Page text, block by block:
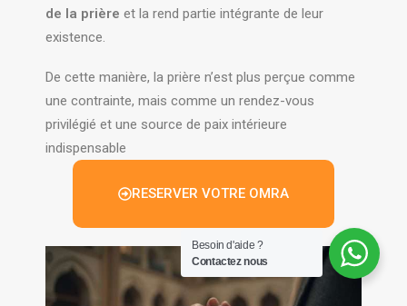
de la prière et la rend partie intégrante de leur
existence.
De cette manière, la prière n’est plus perçue comme
une contrainte, mais comme un rendez-vous
privilégié et une source de paix intérieure
indispensable
RESERVER VOTRE OMRA
Besoin d'aide ?
Contactez nous